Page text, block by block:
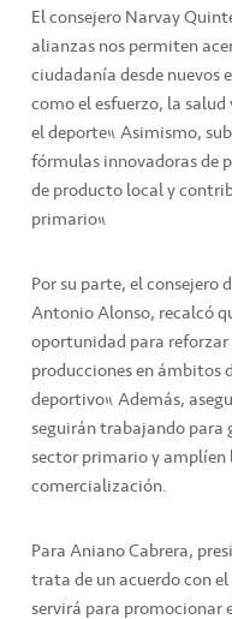
El consejero Narvay
alianzas nos permiten
ciudadanía desde nuevos
como el esfuerzo, la
el deporte”. Asimismo,
fórmulas innovadoras de
de producto local y
primario”.
Por su parte, el consejero
Antonio Alonso, recalcó
oportunidad para
producciones en ámbitos
deportivo”. Además,
seguirán trabajando para
sector primario y
comercialización.
Para Aniano Cabrera,
trata de un acuerdo con
servirá para